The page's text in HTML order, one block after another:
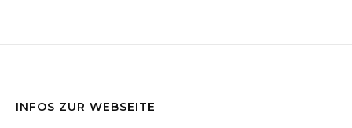
INFOS ZUR WEBSEITE